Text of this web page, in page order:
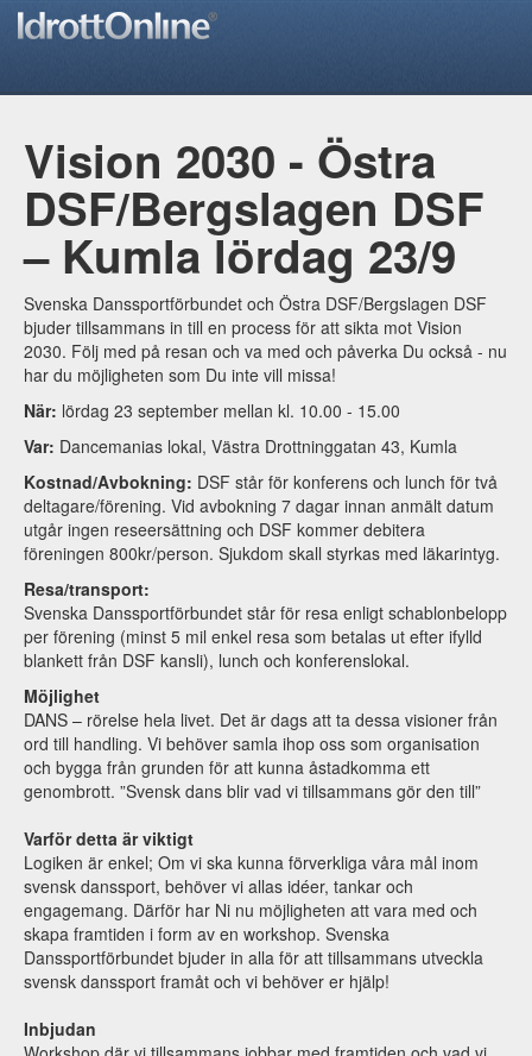
Vision 2030 - Östra
DSF/Bergslagen DSF
– Kumla lördag 23/9
Svenska Danssportförbundet och Östra DSF/Bergslagen DSF
bjuder tillsammans in till en process för att sikta mot Vision
2030. Följ med på resan och va med och påverka Du också - nu
har du möjligheten som Du inte vill missa!
När: lördag 23 september mellan kl. 10.00 - 15.00
Var: Dancemanias lokal, Västra Drottninggatan 43, Kumla
Kostnad/Avbokning: DSF står för konferens och lunch för två
deltagare/förening. Vid avbokning 7 dagar innan anmält datum
utgår ingen reseersättning och DSF kommer debitera
föreningen 800kr/person. Sjukdom skall styrkas med läkarintyg.
Resa/transport:
Svenska Danssportförbundet står för resa enligt schablonbelopp
per förening (minst 5 mil enkel resa som betalas ut efter ifylld
blankett från DSF kansli), lunch och konferenslokal.
Möjlighet
DANS – rörelse hela livet. Det är dags att ta dessa visioner från
ord till handling. Vi behöver samla ihop oss som organisation
och bygga från grunden för att kunna åstadkomma ett
genombrott. ”Svensk dans blir vad vi tillsammans gör den till”
Varför detta är viktigt
Logiken är enkel; Om vi ska kunna förverkliga våra mål inom
svensk danssport, behöver vi allas idéer, tankar och
engagemang. Därför har Ni nu möjligheten att vara med och
skapa framtiden i form av en workshop. Svenska
Danssportförbundet bjuder in alla för att tillsammans utveckla
svensk danssport framåt och vi behöver er hjälp!
Inbjudan